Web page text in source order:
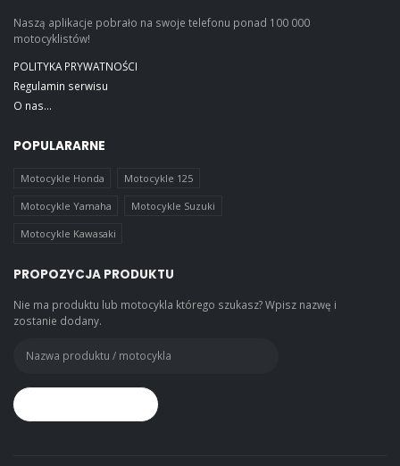
Naszą aplikacje pobrało na swoje telefonu ponad 100 000
motocyklistów!
POLITYKA PRYWATNOŚCI
Regulamin serwisu
O nas...
POPULARARNE
Motocykle Honda Motocykle 125
Motocykle Yamaha Motocykle Suzuki
Motocykle Kawasaki
PROPOZYCJA PRODUKTU
Nie ma produktu lub motocykla którego szukasz? Wpisz nazwę i
zostanie dodany.